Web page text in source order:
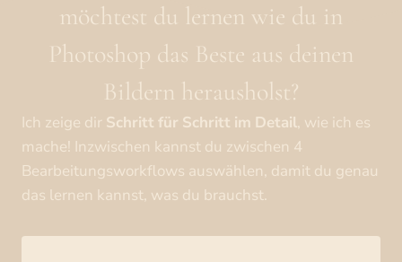
möchtest du lernen wie du in
Photoshop das Beste aus deinen
Bildern herausholst?
Ich zeige dir Schritt für Schritt im Detail, wie ich es
mache! Inzwischen kannst du zwischen 4
Bearbeitungsworkflows auswählen, damit du genau
das lernen kannst, was du brauchst.